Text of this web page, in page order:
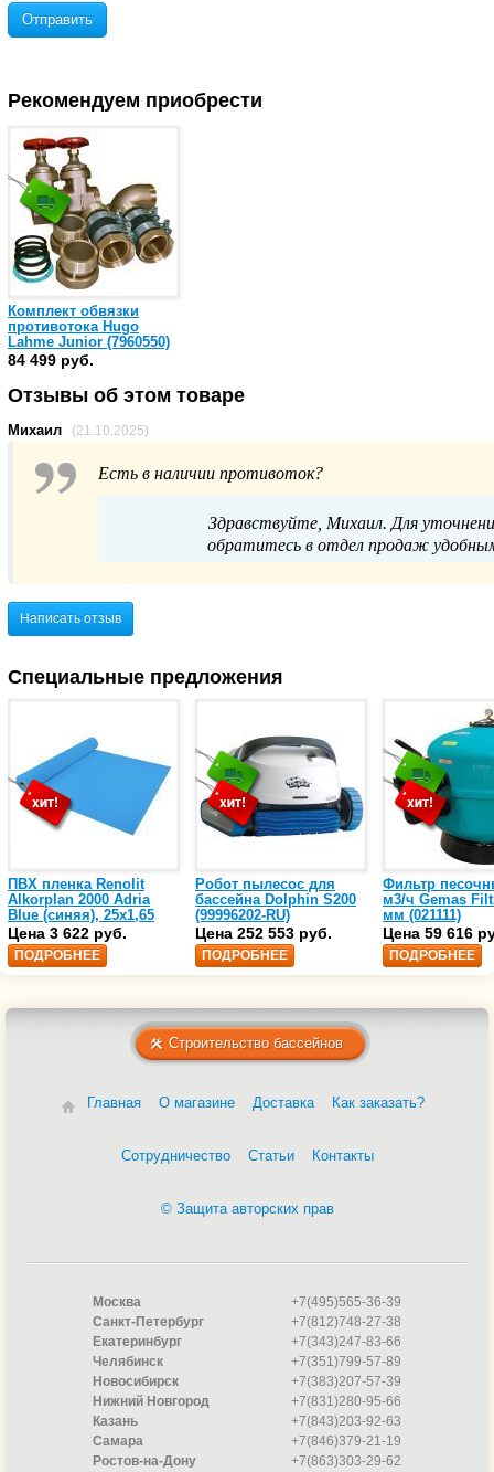
Отправить
Рекомендуем приобрести
Комплект обвязки
противотока Hugo
Lahme Junior (7960550)
84 499 руб.
Отзывы об этом товаре
Михаил (21.10.2025)
Есть в наличии противоток?
Здравствуйте, Михаил. Для
обратитесь в отдел продаж
Написать отзыв
Специальные предложения
ПВХ пленка Renolit
Alkorplan 2000 Adria
Blue (синяя), 25х1,65
(35216203)
Цена 3 622 руб.
ПОДРОБНЕЕ
Робот пылесос для
бассейна Dolphin S200
(99996202-RU)
Цена 252 553 руб.
ПОДРОБНЕЕ
Фильтр
м3/ч Gemas
мм (021111)
Цена 59 616
ПОДРОБНЕЕ
Строительство бассейнов
Главная О магазине Доставка Как заказать?
Сотрудничество Статьи Контакты
© Защита авторских прав
Москва
+7(495)565-36-39
Санкт-Петербург
+7(812)748-27-38
Екатеринбург
+7(343)247-83-66
Челябинск
+7(351)799-57-89
Новосибирск
+7(383)207-57-39
Нижний Новгород
+7(831)280-95-66
Казань
+7(843)203-92-63
Самара
+7(846)379-21-19
Ростов-на-Дону
+7(863)303-29-62